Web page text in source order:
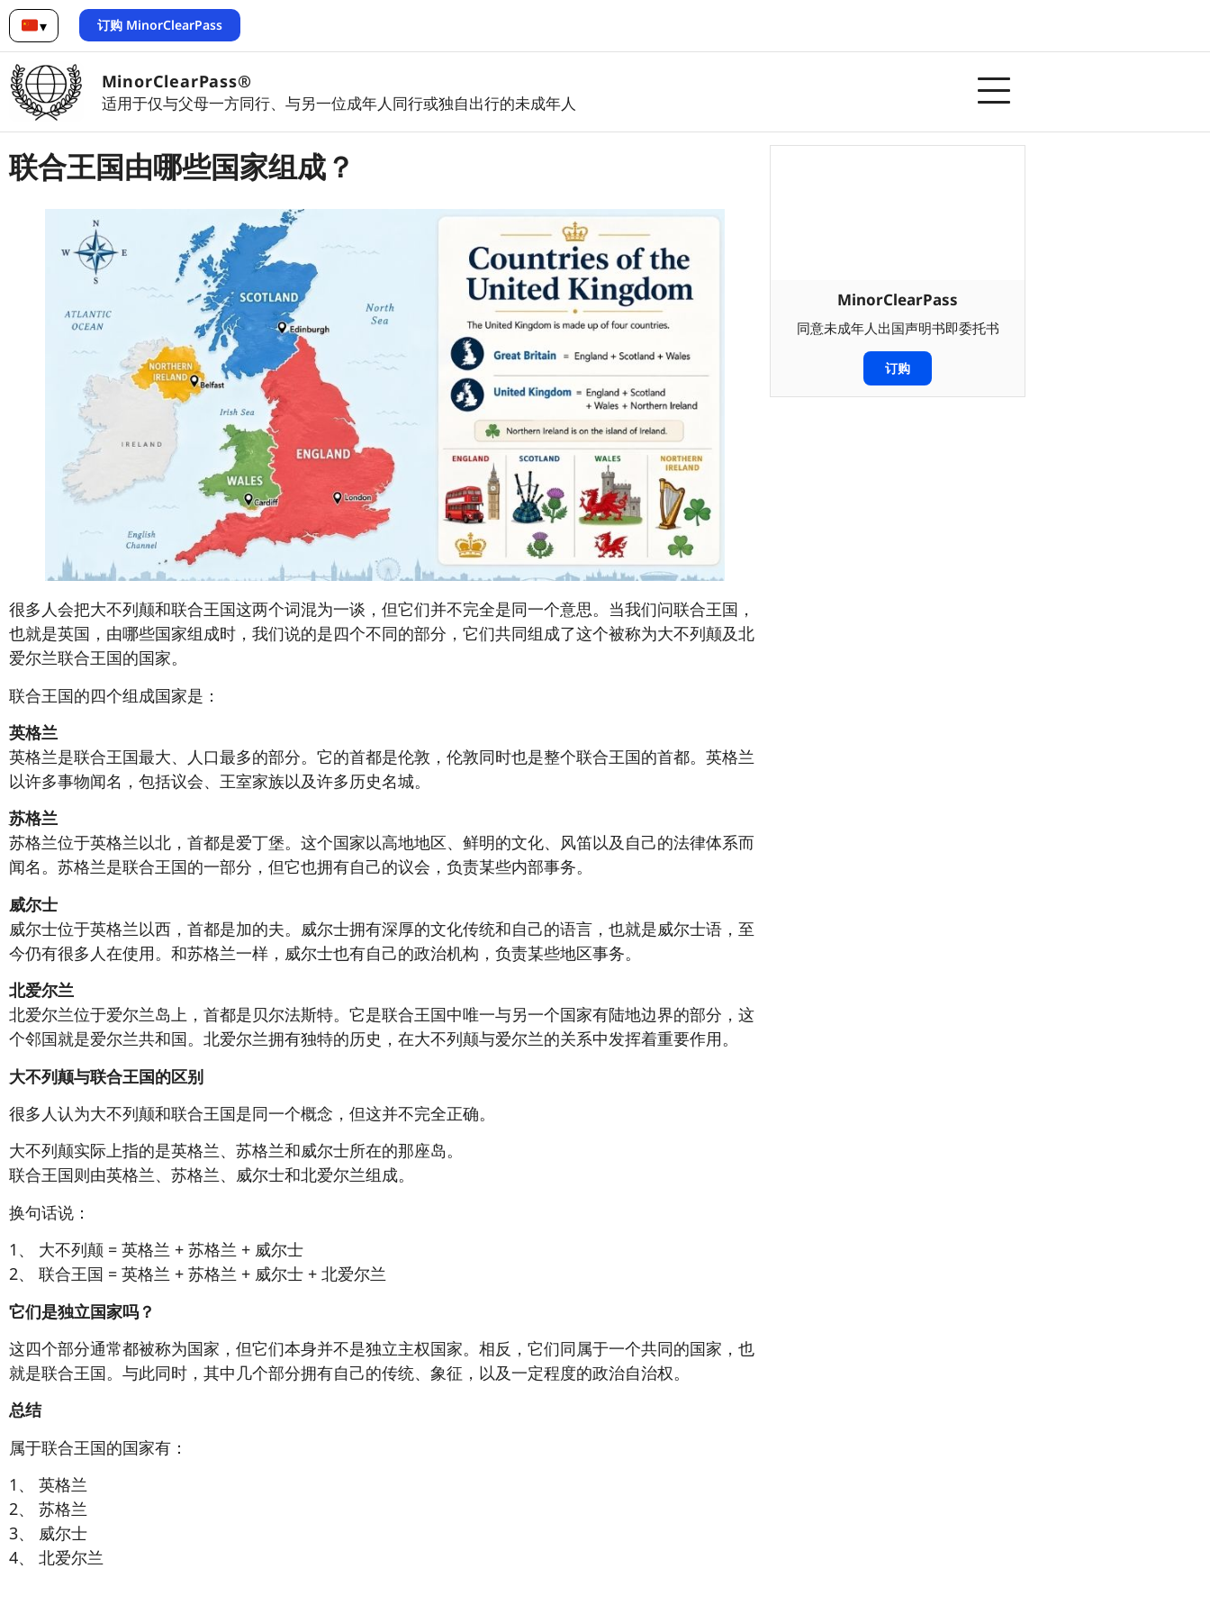
▾
简体中文
订购 MinorClearPass
MinorClearPass®
适用于仅与父母一方同行、与另一位成年人同行或独自出行的未成年人
联合王国由哪些国家组成？
很多人会把大不列颠和联合王国这两个词混为一谈，但它们并不完全是同一个意思。当我们问联合王国，
也就是英国，由哪些国家组成时，我们说的是四个不同的部分，它们共同组成了这个被称为大不列颠及北
爱尔兰联合王国的国家。
联合王国的四个组成国家是：
英格兰
英格兰是联合王国最大、人口最多的部分。它的首都是伦敦，伦敦同时也是整个联合王国的首都。英格兰
以许多事物闻名，包括议会、王室家族以及许多历史名城。
苏格兰
苏格兰位于英格兰以北，首都是爱丁堡。这个国家以高地地区、鲜明的文化、风笛以及自己的法律体系而
闻名。苏格兰是联合王国的一部分，但它也拥有自己的议会，负责某些内部事务。
威尔士
威尔士位于英格兰以西，首都是加的夫。威尔士拥有深厚的文化传统和自己的语言，也就是威尔士语，至
今仍有很多人在使用。和苏格兰一样，威尔士也有自己的政治机构，负责某些地区事务。
北爱尔兰
北爱尔兰位于爱尔兰岛上，首都是贝尔法斯特。它是联合王国中唯一与另一个国家有陆地边界的部分，这
个邻国就是爱尔兰共和国。北爱尔兰拥有独特的历史，在大不列颠与爱尔兰的关系中发挥着重要作用。
大不列颠与联合王国的区别
很多人认为大不列颠和联合王国是同一个概念，但这并不完全正确。
大不列颠实际上指的是英格兰、苏格兰和威尔士所在的那座岛。
联合王国则由英格兰、苏格兰、威尔士和北爱尔兰组成。
换句话说：
1、 大不列颠 = 英格兰 + 苏格兰 + 威尔士
2、 联合王国 = 英格兰 + 苏格兰 + 威尔士 + 北爱尔兰
它们是独立国家吗？
这四个部分通常都被称为国家，但它们本身并不是独立主权国家。相反，它们同属于一个共同的国家，也
就是联合王国。与此同时，其中几个部分拥有自己的传统、象征，以及一定程度的政治自治权。
总结
属于联合王国的国家有：
1、 英格兰
2、 苏格兰
3、 威尔士
4、 北爱尔兰
MinorClearPass
同意未成年人出国声明书即委托书
订购